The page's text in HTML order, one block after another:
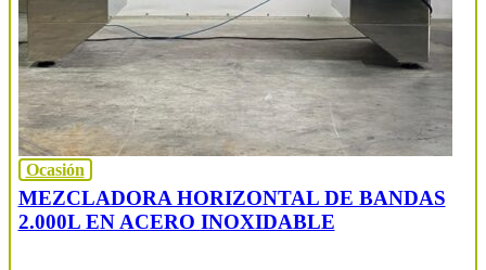
Ocasión
MEZCLADORA HORIZONTAL DE BANDAS
2.000L EN ACERO INOXIDABLE